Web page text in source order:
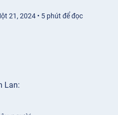
21, 2024 • 5 phút để đọc
Lan: